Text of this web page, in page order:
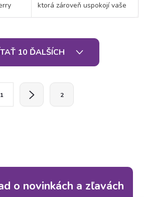
z
K
ktorá zároveň uspokojí vaše
chuťové poháriky? Naše
lieskovými orieškami sú tou
správnou voľbou. Poleva z...
10 ĎALŠÍCH
1 2
o novinkách a zľavách